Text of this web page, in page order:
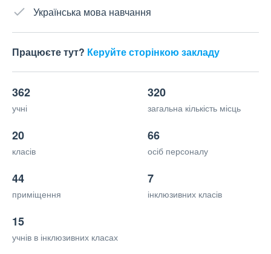
Українська мова навчання
Працюєте тут? Керуйте сторінкою закладу
362
учні
320
загальна кількість місць
20
класів
66
осіб персоналу
44
приміщення
7
інклюзивних класів
15
учнів в інклюзивних класах